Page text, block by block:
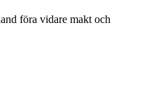
föra vidare makt och